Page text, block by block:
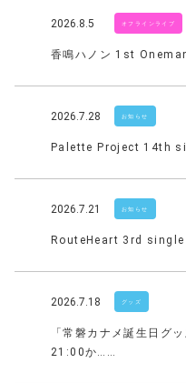
2026.8.5 オフラインライブ
香鳴ハノン 1st
2026.7.28 お知らせ
Palette Project 14th
2026.7.21 お知らせ
RouteHeart 3rd single
2026.7.18 グッズ
「常磐カナメ誕生日グ
21:00か……